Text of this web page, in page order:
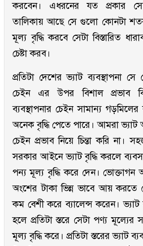
করবেন। এধরনের যত প্রকার
তালিকায় আছে সে গুলো কোনটা
মূল্য বৃদ্ধি করবে সেটা বিস্তারিত
চেষ্টা করব।
প্রতিটা দেশের ভ্যাট ব্যবস্থাপনা
চেইন এর উপর বিশাল প্রভাব
ব্যবস্থাপনার চেইন সামান্য
অনেক বৃদ্ধি পেতে পারে। আমরা
চেইন প্রভাব নিয়ে চিন্তা করি না।
সরকার আইনে ভ্যাট বৃদ্ধি করলে
পন্য মূল্য বৃদ্ধি করে দেন। ভোক্তাগন
অংশের টাকা ভিন্ন ভাবে আয় করতে
কম বেশী করে ব্যালেন্স করেন। ভ্যাট
হলে প্রতিটা স্তরে সেটা পণ্য
মূল্য বৃদ্ধি করে। প্রতিটা স্তরের ভ্যাট